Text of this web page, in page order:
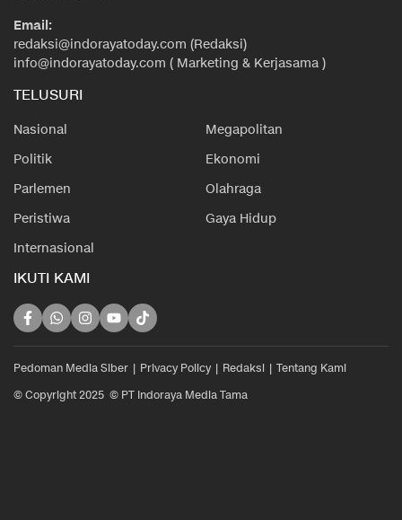
Email:
redaksi@indorayatoday.com (Redaksi)
info@indorayatoday.com ( Marketing & Kerjasama )
TELUSURI
Nasional
Megapolitan
Politik
Ekonomi
Parlemen
Olahraga
Peristiwa
Gaya Hidup
Internasional
IKUTI KAMI
Pedoman Media Siber Privacy Policy Redaksi
Tentang Kami
© Copyright 2025 © PT Indoraya Media Tama